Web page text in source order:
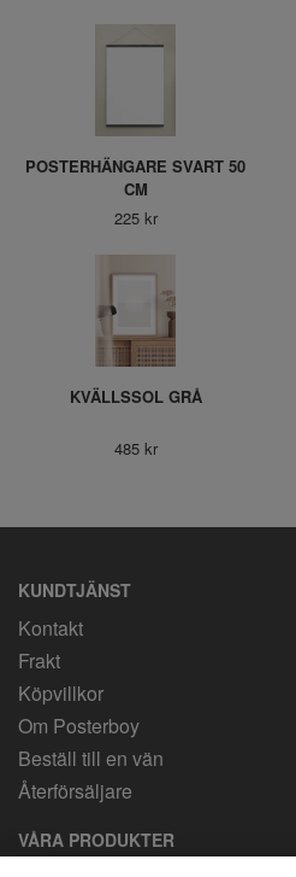
POSTERHÄNGARE SVART 50
CM
225 kr
KVÄLLSSOL GRÅ
485 kr
KUNDTJÄNST
Kontakt
Frakt
Köpvillkor
Om Posterboy
Beställ till en vän
Återförsäljare
VÅRA PRODUKTER